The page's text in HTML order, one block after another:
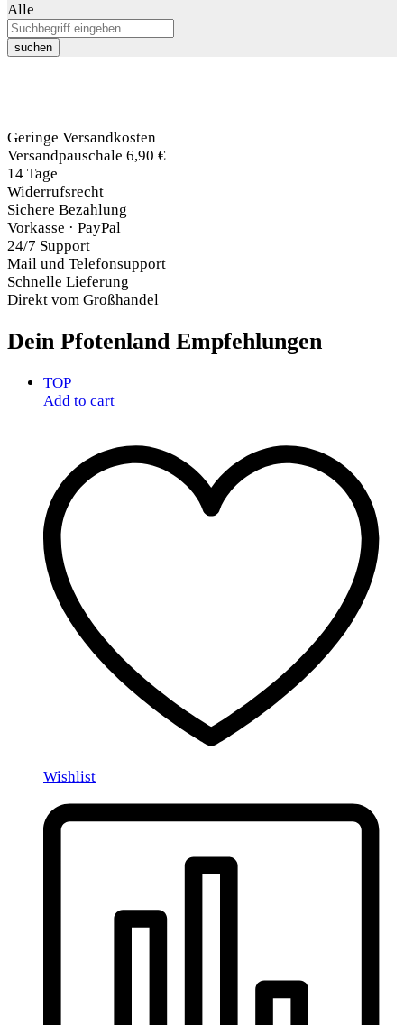
Alle
suchen
Geringe Versandkosten
Versandpauschale 6,90 €
14 Tage
Widerrufsrecht
Sichere Bezahlung
Vorkasse · PayPal
24/7 Support
Mail und Telefonsupport
Schnelle Lieferung
Direkt vom Großhandel
Dein Pfotenland Empfehlungen
TOP
Add to cart
Wishlist